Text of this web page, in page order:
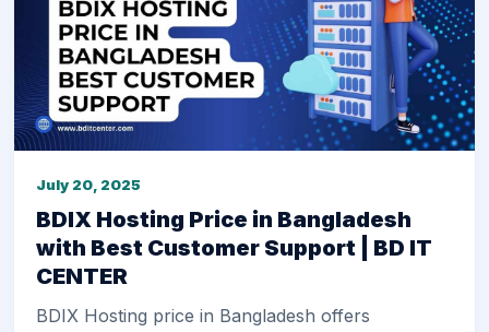
July 20, 2025
BDIX Hosting Price in Bangladesh
with Best Customer Support | BD IT
CENTER
BDIX Hosting price in Bangladesh offers